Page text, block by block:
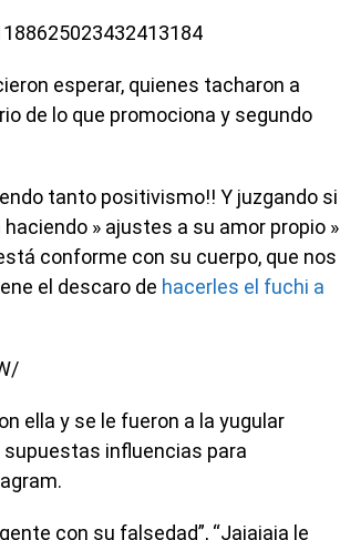
esperar, quienes tacharon a
de lo que promociona y segundo
tanto positivismo!! Y juzgando si
» ajustes a su amor propio »
conforme con su cuerpo, que nos
el descaro de hacerles el fuchi a
ella y se le fueron a la yugular
supuestas influencias para
con su falsedad”, “Jajajaja le